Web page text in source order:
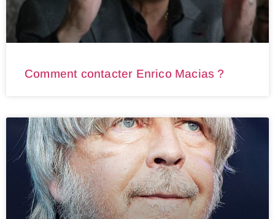
Comment contacter Enrico Macias ?